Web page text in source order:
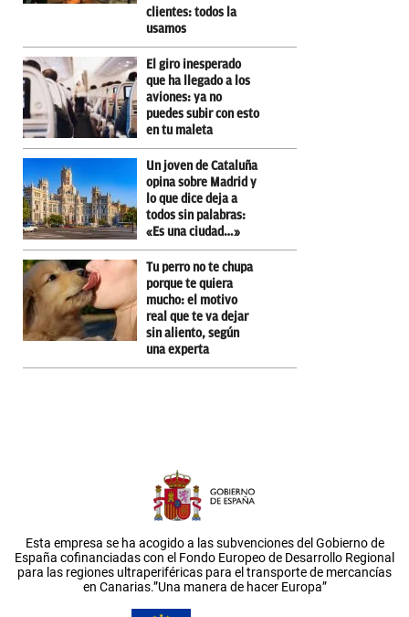
clientes: todos la
usamos
El giro inesperado
que ha llegado a los
aviones: ya no
puedes subir con esto
en tu maleta
Un joven de Cataluña
opina sobre Madrid y
lo que dice deja a
todos sin palabras:
«Es una ciudad…»
Tu perro no te chupa
porque te quiera
mucho: el motivo
real que te va dejar
sin aliento, según
una experta
Esta empresa se ha acogido a las subvenciones del Gobierno de
España cofinanciadas con el Fondo Europeo de Desarrollo Regional
para las regiones ultraperiféricas para el transporte de mercancías
en Canarias.”Una manera de hacer Europa”